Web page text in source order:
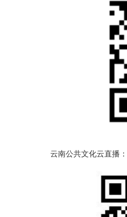
云南公共文化云直播：